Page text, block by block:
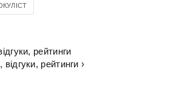
рейтинги
рейтинги ›